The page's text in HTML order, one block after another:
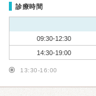
診療時間
09:30-12:30
14:30-19:00
13:30-16:00